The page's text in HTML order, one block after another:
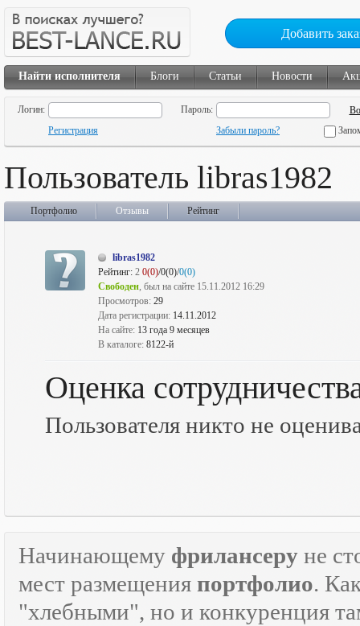
Добавить
Найти исполнителя Блоги Статьи Новости
Логин:
Пароль:
Регистрация
Забыли пароль?
Пользователь libras1982
Портфолио Отзывы Рейтинг
libras1982
Рейтинг: 2 0(0)/0(0)/0(0)
Свободен, был на сайте 15.11.2012 16:29
Просмотров: 29
Дата регистрации: 14.11.2012
На сайте: 13 года 9 месяцев
В каталоге: 8122-й
Оценка
Пользователя никто не
Начинающему фрилансеру не
мест размещения портфолио.
"хлебными", но и конкуренция